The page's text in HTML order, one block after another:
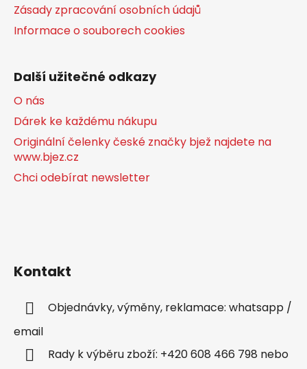
Zásady zpracování osobních údajů
Informace o souborech cookies
Další užitečné odkazy
O nás
Dárek ke každému nákupu
Originální čelenky české značky bjež najdete na
www.bjez.cz
Chci odebírat newsletter
Kontakt
Objednávky, výměny, reklamace: whatsapp /
email
Rady k výběru zboží: +420 608 466 798 nebo